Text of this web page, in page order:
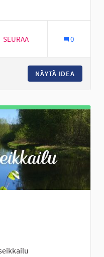
Seinäjoki
19 SEURAAJAA
SEURAA 0
NÄYTÄ IDEA